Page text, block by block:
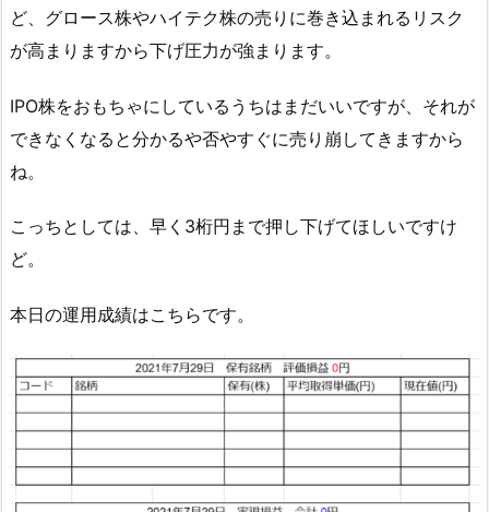
ど、グロース株やハイテク株の売りに巻き込まれるリスク
が高まりますから下げ圧力が強まります。
IPO株をおもちゃにしているうちはまだいいですが、それが
できなくなると分かるや否やすぐに売り崩してきますから
ね。
こっちとしては、早く3桁円まで押し下げてほしいですけ
ど。
本日の運用成績はこちらです。